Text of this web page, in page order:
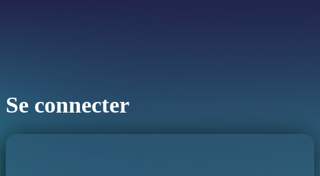
Se connecter